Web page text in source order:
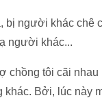
người khác chê
người khác...
tôi cãi
Bởi, lúc này